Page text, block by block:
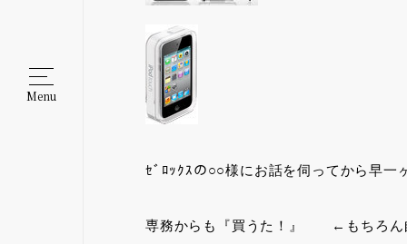
Menu
ｾﾞﾛｯｸｽの○○様にお話を伺ってから早一
専務からも『買うた！』 ←もちろん